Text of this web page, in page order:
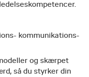
kommunikations-
og skærpet
så du styrker din